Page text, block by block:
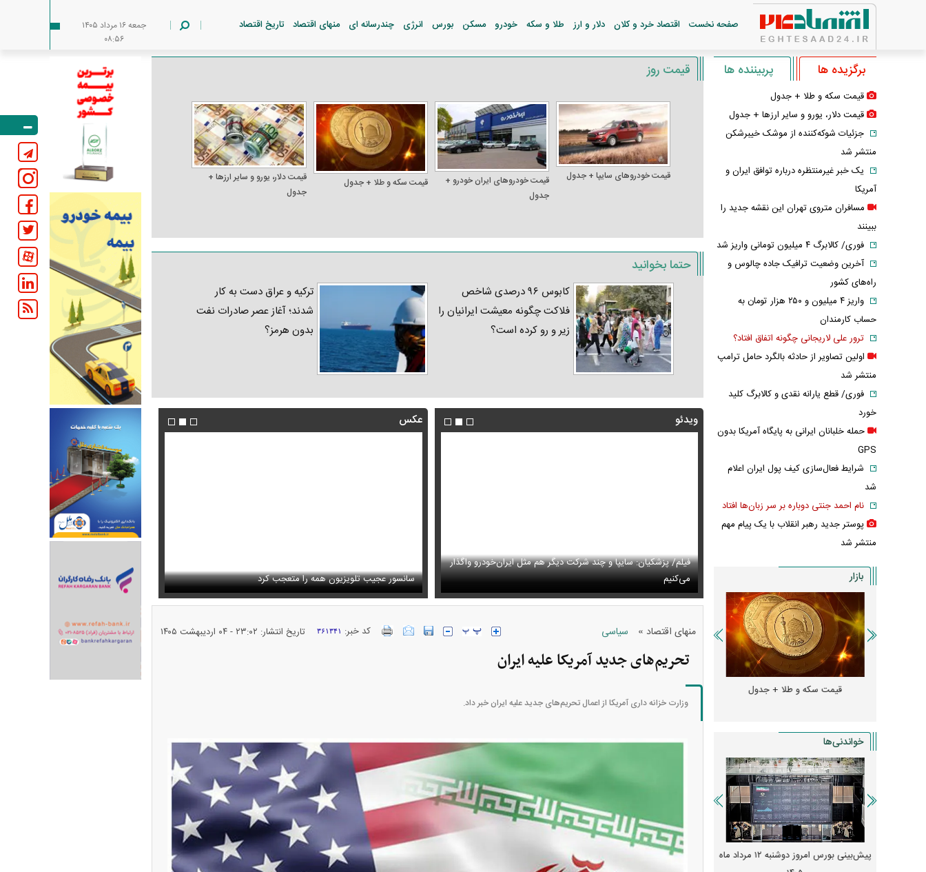
صفحه نخست اقتصاد خرد و کلان دلار و ارز طلا و سکه خودرو مسکن بورس انرژی چندرسانه ای منهای اقتصاد تاریخ اقتصاد
جمعه ۱۶ مرداد ۱۴۰۵
۰۸:۵۶
قیمت روز
قیمت خودرو‌های سایپا + جدول
قیمت خودرو‌های ایران خودرو +
جدول
قیمت سکه و طلا + جدول
قیمت دلار، یورو و سایر ارز‌ها +
جدول
حتما بخوانید
کابوس ۹۶ درصدی شاخص
فلاکت چگونه معیشت ایرانیان را
زیر و رو کرده است؟
ترکیه و عراق دست به کار
شدند؛ آغاز عصر صادرات نفت
بدون هرمز؟
ویدئو
فیلم/ پزشکیان: سایپا و چند شرکت دیگر هم مثل ایران‌خودرو واگذار
می‌کنیم
حمله خلبانان ایرانی به پایگاه آمریکا بدون GPS
پیش می‌آمد
عکس
جدید صابر ابر در فضای مجازی پربازدید شد عکس دیده‌نشده ظل‌السلطنه نوه ناصرالدین شاه در لباس دامادی سانسور عجیب تلویزیون همه را متعجب کرد استایل جدید صابر ابر در فضای مجازی
منهای اقتصاد » سیاسی کد خبر: ۳۶۱۳۴۱ تاریخ انتشار: ۲۳:۰۲ - ۰۴ ارديبهشت ۱۴۰۵
تحریم‌های جدید آمریکا علیه ایران
وزارت خزانه داری آمریکا از اعمال تحریم‌های جدید علیه ایران خبر داد.
برگزیده ها پربیننده ها
قیمت سکه و طلا + جدول
قیمت دلار، یورو و سایر ارز‌ها + جدول
جزئیات شوکه‌کننده از موشک خیبرشکن
منتشر شد
یک خبر غیرمنتظره درباره توافق ایران و
آمریکا
مسافران متروی تهران این نقشه جدید را
ببینند
فوری/ کالابرگ ۴ میلیون تومانی واریز شد
آخرین وضعیت ترافیک جاده چالوس و
راه‌های کشور
واریز ۴ میلیون و ۲۵۰ هزار تومان به
حساب کارمندان
ترور علی لاریجانی چگونه اتفاق افتاد؟
اولین تصاویر از حادثه بالگرد حامل ترامپ
منتشر شد
فوری/ قطع یارانه نقدی و کالابرگ کلید
خورد
حمله خلبانان ایرانی به پایگاه آمریکا بدون
GPS
شرایط فعال‌سازی کیف پول ایران اعلام
شد
نام احمد جنتی دوباره بر سر زبان‌ها افتاد
پوستر جدید رهبر انقلاب با یک پیام مهم
منتشر شد
بازار
قیمت سکه و طلا + جدول قیمت دلار، یورو و سایر ارز‌ها + جدول
خواندنی‌ها
پیش‌بینی بورس امروز دوشنبه ۱۲ مرداد ماه
زنگ خطر انباشت نیاز در بازار مسکن؛ فنر
کارنامه مردود محسن پاک‌ نژاد؛ از افت شدید
پیش‌بینی بورس امروز دوشنبه ۱۲ مرداد ماه